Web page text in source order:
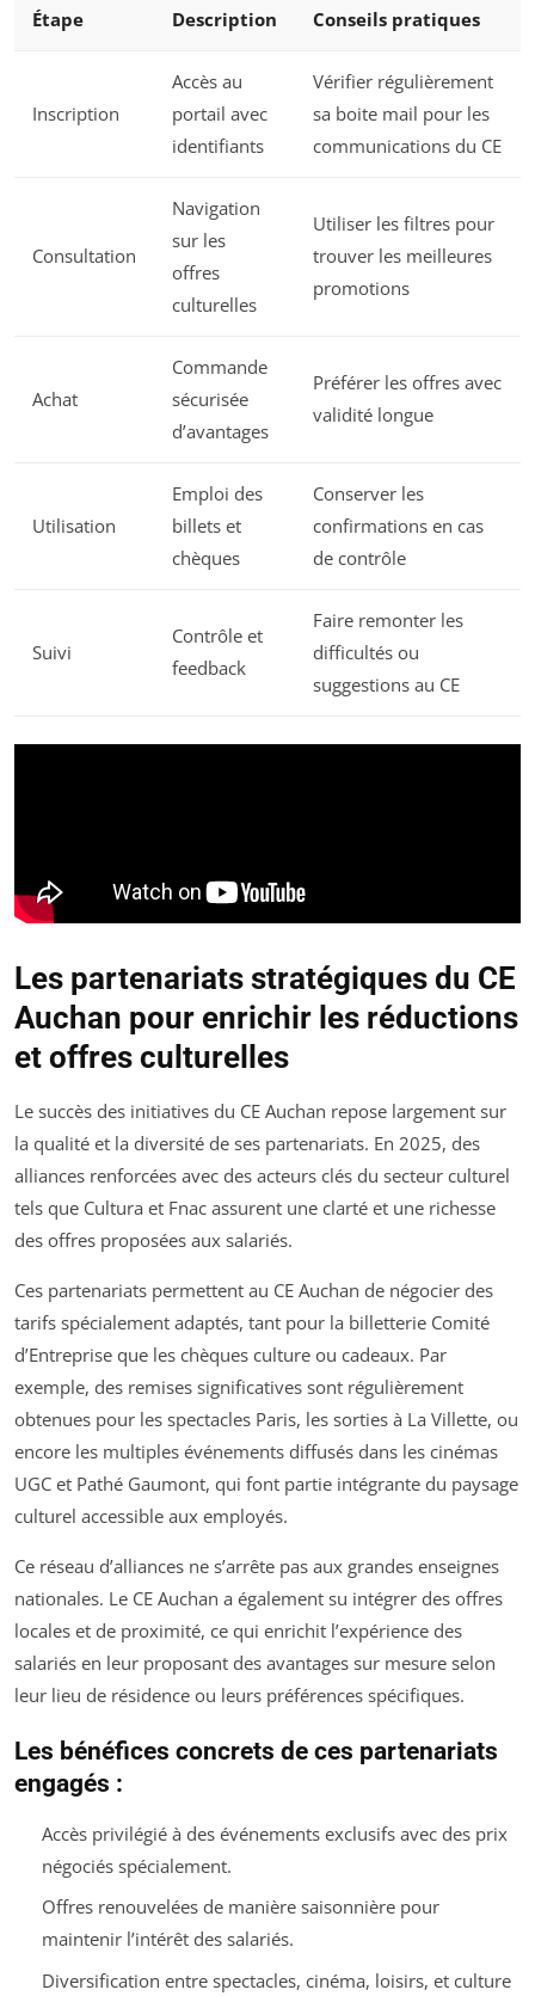
Étape Description Conseils pratiques
Inscription
Accès au
portail avec
identifiants
Vérifier régulièrement
sa boite mail pour les
communications du CE
Consultation
Navigation
sur les
offres
culturelles
Utiliser les filtres pour
trouver les meilleures
promotions
Achat
Commande
sécurisée
d’avantages
Préférer les offres avec
validité longue
Utilisation
Emploi des
billets et
chèques
Conserver les
confirmations en cas
de contrôle
Suivi
Contrôle et
feedback
Faire remonter les
difficultés ou
suggestions au CE
Les partenariats stratégiques du CE
Auchan pour enrichir les réductions
et offres culturelles
Le succès des initiatives du CE Auchan repose largement sur
la qualité et la diversité de ses partenariats. En 2025, des
alliances renforcées avec des acteurs clés du secteur culturel
tels que Cultura et Fnac assurent une clarté et une richesse
des offres proposées aux salariés.
Ces partenariats permettent au CE Auchan de négocier des
tarifs spécialement adaptés, tant pour la billetterie Comité
d’Entreprise que les chèques culture ou cadeaux. Par
exemple, des remises significatives sont régulièrement
obtenues pour les spectacles Paris, les sorties à La Villette, ou
encore les multiples événements diffusés dans les cinémas
UGC et Pathé Gaumont, qui font partie intégrante du paysage
culturel accessible aux employés.
Ce réseau d’alliances ne s’arrête pas aux grandes enseignes
nationales. Le CE Auchan a également su intégrer des offres
locales et de proximité, ce qui enrichit l’expérience des
salariés en leur proposant des avantages sur mesure selon
leur lieu de résidence ou leurs préférences spécifiques.
Les bénéfices concrets de ces partenariats
engagés :
Accès privilégié à des événements exclusifs avec des prix
négociés spécialement.
Offres renouvelées de manière saisonnière pour
maintenir l’intérêt des salariés.
Diversification entre spectacles, cinéma, loisirs, et culture